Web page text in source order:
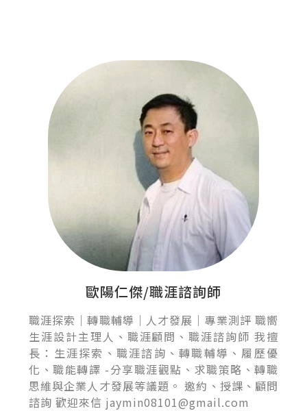
歐陽仁傑/職涯諮詢師
職涯探索｜轉職輔導｜人才發展｜專業測評 職嚮
生涯設計主理人、職涯顧問、職涯諮詢師 我擅
長：生涯探索、職涯諮詢、轉職輔導、履歷優
化、職能轉譯 -分享職涯觀點、求職策略、轉職
思維與企業人才發展等議題。 邀約、授課、顧問
諮詢 歡迎來信 jaymin08101@gmail.com